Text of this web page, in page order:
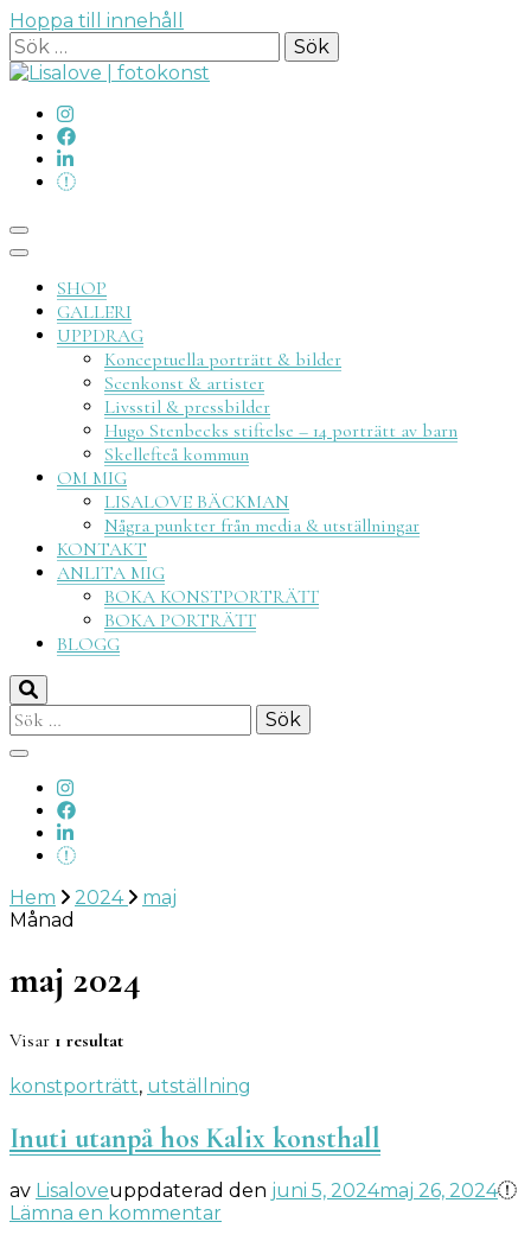
Hoppa till innehåll
Sök
efter:
SHOP
GALLERI
UPPDRAG
Konceptuella porträtt & bilder
Scenkonst & artister
Livsstil & pressbilder
Hugo Stenbecks stiftelse – 14 porträtt av barn
Skellefteå kommun
OM MIG
LISALOVE BÄCKMAN
Några punkter från media & utställningar
KONTAKT
ANLITA MIG
BOKA KONSTPORTRÄTT
BOKA PORTRÄTT
BLOGG
Sök
efter:
Hem 2024
maj
Månad
maj 2024
Visar 1 resultat
konstporträtt, utställning
Inuti utanpå hos Kalix konsthall
av Lisaloveuppdaterad den juni 5, 2024maj 26, 2024
Lämna en kommentar